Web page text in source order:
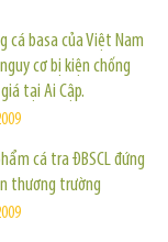
cá basa của Việt Nam
cơ bị kiện chống
tại Ai Cập.
cá tra ĐBSCL đứng
thương trường